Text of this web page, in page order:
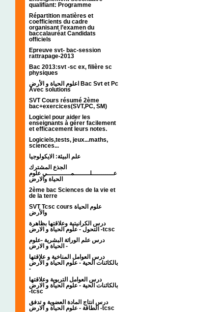
qualifiant: Programme
Répartition matières et
coefficients du cadre
organisant l’examen du
baccalauréat Candidats
officiels
Epreuve svt- bac-session
rattrapage-2013
Bac 2013:svt -sc ex, filière sc
physiques
اعلوم الحياة و الأرض Bac Svt et Pc
Avec solutions
SVT Cours résumé 2ème
bac+exercices(SVT,PC, SM)
Logiciel pour aider les
enseignants à gérer facilement
et efficacement leurs notes.
Logiciels,tests, jeux...maths,
sciences...
علم البيئة: الايكولوجيا
الجذع المشترك
عـــــــــــلــــــــمــــــــــــي علوم
الحياة والارض
2ème bac Sciences de la vie et
de la terre
SVT Tcsc cours علوم الحياة
والأرض
درس الكرانيتية وعلاقتها بظاهرة
التحول - علوم الحياة و الارض -tcsc
درس علم الوراثة البشرية -علوم
الحياة و الارض -
درس العوامل المناخية و علاقتها
بالكائنات الحية - علوم الحياة و الأرض
-
درس العوامل التربوية وعلاقتها
بالكائنات الحية - علوم الحياة و الارض
-tcsc
درس انتاج المادة العضوية و تدفق
الطاقة - علوم الحياة و الارض -tcsc